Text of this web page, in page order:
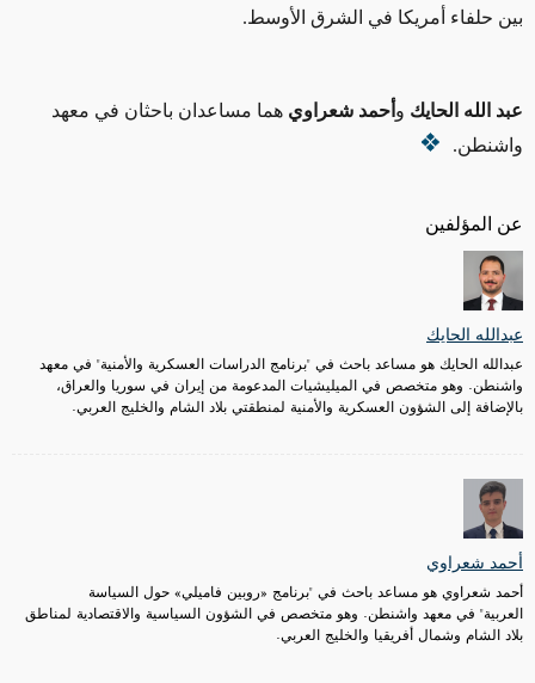
عن المؤلفين
عبدالله الحايك
عبدالله الحايك هو مساعد باحث في "برنامج الدراسات العسكرية والأمنية" في معهد
واشنطن. وهو متخصص في الميليشيات المدعومة من إيران في سوريا والعراق،
بالإضافة إلى الشؤون العسكرية والأمنية لمنطقتي بلاد الشام والخليج العربي.
أحمد شعراوي
أحمد شعراوي هو مساعد باحث في "برنامج «روبين فاميلي» حول السياسة
العربية" في معهد واشنطن. وهو متخصص في الشؤون السياسية والاقتصادية لمناطق
بلاد الشام وشمال أفريقيا والخليج العربي.
بين حلفاء أمريكا في الشرق الأوسط.
عبد الله الحايك و أحمد شعراوي هما مساعدان باحثان في معهد
واشنطن.